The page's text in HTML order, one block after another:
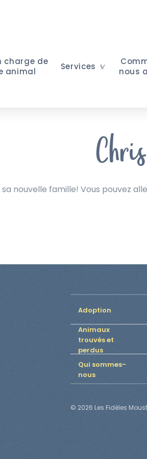
charge de
animal
Services
nous
Chris
nouvelle famille! Vous pouvez
Adoption
Animaux
trouvés et
perdus
Qui sommes-
nous
© 2026 Les Fidèles